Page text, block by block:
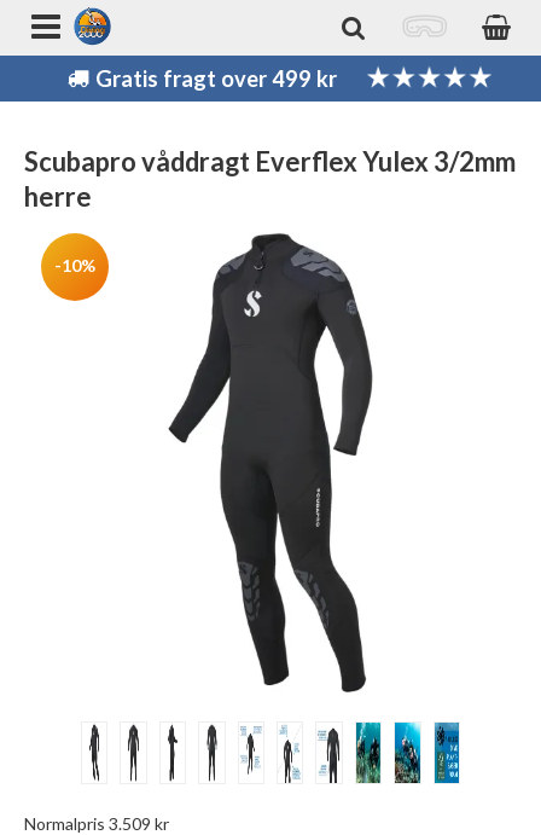
Gratis fragt over 499 kr
Scubapro våddragt Everflex Yulex 3/2mm
herre
-10%
Normalpris 3.509 kr